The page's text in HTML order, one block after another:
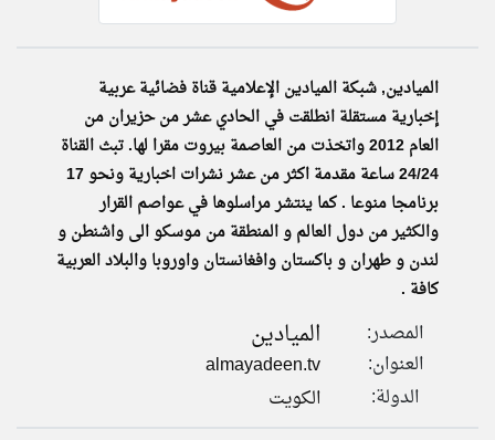
تغيير الدولة
اخبار الكويت على مدار الساعة
أهم اخبار الكويت العاجلة والمباشرة
الميادين, شبكة الميادين الإعلامية قناة فضائية عربية
إخبارية مستقلة انطلقت في الحادي عشر من حزيران من
العام 2012 واتخذت من العاصمة بيروت مقرا لها. تبث القناة
24/24 ساعة مقدمة اكثر من عشر نشرات اخبارية ونحو 17
برنامجا منوعا . كما ينتشر مراسلوها في عواصم القرار
والكثير من دول العالم و المنطقة من موسكو الى واشنطن و
لندن و طهران و باكستان وافغانستان واوروبا والبلاد العربية
كافة .
المصدر: الميادين
العنوان:
almayadeen.tv
الدولة:
الكويت
klyoum.com